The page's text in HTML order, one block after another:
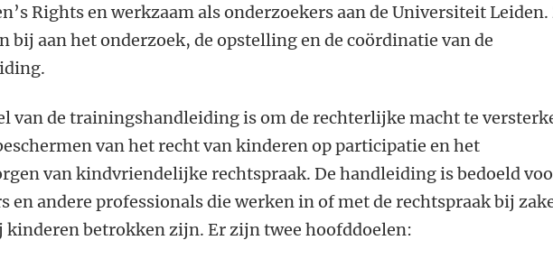
Rights en werkzaam als onderzoekers aan de Universiteit
bij aan het onderzoek, de opstelling en de coördinatie van de
van de trainingshandleiding is om de rechterlijke macht te
van het recht van kinderen op participatie en het
van kindvriendelijke rechtspraak. De handleiding is bedoeld
en andere professionals die werken in of met de rechtspraak bij
kinderen betrokken zijn. Er zijn twee hoofddoelen: